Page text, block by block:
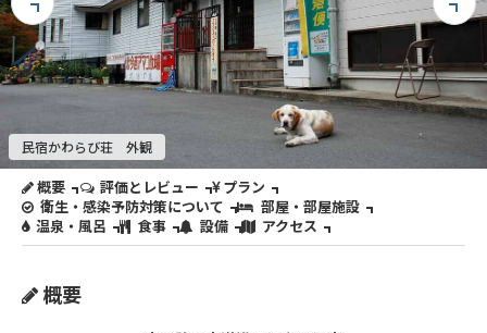
民宿かわらび荘 外観
概要 評価とレビュー
プラン
衛生・感染予防対策について
部屋・部屋施設
温泉・風呂
食事 設備 アクセス
概要